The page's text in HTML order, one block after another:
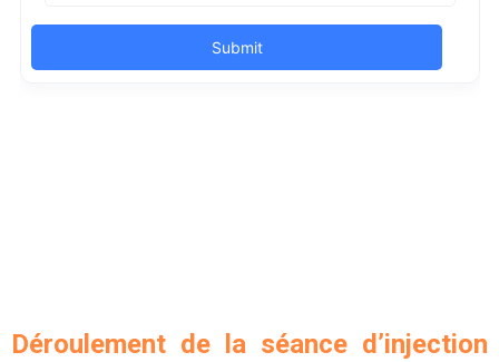
Déroulement de la séance d’injection